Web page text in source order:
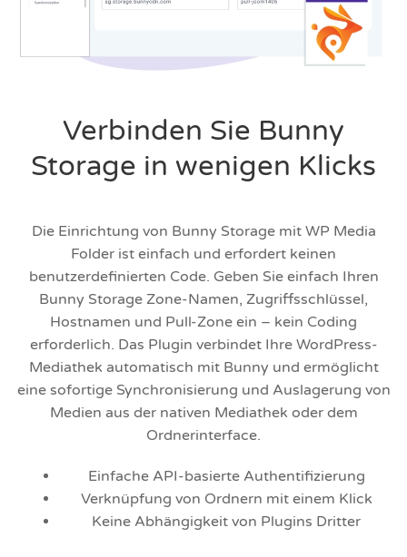
Verbinden Sie Bunny
Storage in wenigen Klicks
Die Einrichtung von Bunny Storage mit WP Media
Folder ist einfach und erfordert keinen
benutzerdefinierten Code. Geben Sie einfach Ihren
Bunny Storage Zone-Namen, Zugriffsschlüssel,
Hostnamen und Pull-Zone ein – kein Coding
erforderlich. Das Plugin verbindet Ihre WordPress-
Mediathek automatisch mit Bunny und ermöglicht
eine sofortige Synchronisierung und Auslagerung von
Medien aus der nativen Mediathek oder dem
Ordnerinterface.
Einfache API-basierte Authentifizierung
Verknüpfung von Ordnern mit einem Klick
Keine Abhängigkeit von Plugins Dritter